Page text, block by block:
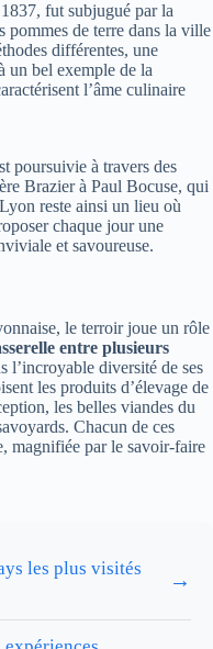
fut subjugué par la
pommes de terre dans la ville
différentes, une
un bel exemple de la
l’âme culinaire
poursuivie à travers des
Brazier à Paul Bocuse, qui
reste ainsi un lieu où
chaque jour une
et savoureuse.
le terroir joue un rôle
entre plusieurs
l’incroyable diversité de ses
les produits d’élevage de
les belles viandes du
Chacun de ces
magnifiée par le savoir-faire
les plus visités
→